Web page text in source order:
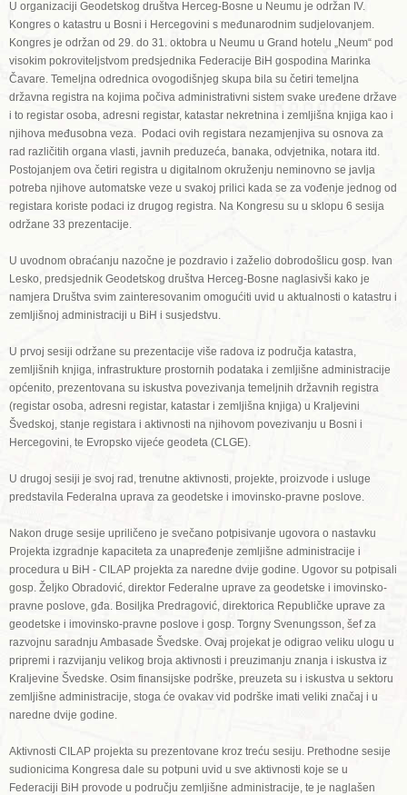
U organizaciji Geodetskog društva Herceg-Bosne u Neumu je održan IV.
Kongres o katastru u Bosni i Hercegovini s međunarodnim sudjelovanjem.
Kongres je održan od 29. do 31. oktobra u Neumu u Grand hotelu „Neum“ pod
visokim pokroviteljstvom predsjednika Federacije BiH gospodina Marinka
Čavare. Temeljna odrednica ovogodišnjeg skupa bila su četiri temeljna
državna registra na kojima počiva administrativni sistem svake uređene države
i to registar osoba, adresni registar, katastar nekretnina i zemljišna knjiga kao i
njihova međusobna veza. Podaci ovih registara nezamjenjiva su osnova za
rad različitih organa vlasti, javnih preduzeća, banaka, odvjetnika, notara itd.
Postojanjem ova četiri registra u digitalnom okruženju neminovno se javlja
potreba njihove automatske veze u svakoj prilici kada se za vođenje jednog od
registara koriste podaci iz drugog registra. Na Kongresu su u sklopu 6 sesija
održane 33 prezentacije.
U uvodnom obraćanju nazočne je pozdravio i zaželio dobrodošlicu gosp. Ivan
Lesko, predsjednik Geodetskog društva Herceg-Bosne naglasivši kako je
namjera Društva svim zainteresovanim omogućiti uvid u aktualnosti o katastru i
zemljišnoj administraciji u BiH i susjedstvu.
U prvoj sesiji održane su prezentacije više radova iz područja katastra,
zemljišnih knjiga, infrastrukture prostornih podataka i zemljišne administracije
općenito, prezentovana su iskustva povezivanja temeljnih državnih registra
(registar osoba, adresni registar, katastar i zemljišna knjiga) u Kraljevini
Švedskoj, stanje registara i aktivnosti na njihovom povezivanju u Bosni i
Hercegovini, te Evropsko vijeće geodeta (CLGE).
U drugoj sesiji je svoj rad, trenutne aktivnosti, projekte, proizvode i usluge
predstavila Federalna uprava za geodetske i imovinsko-pravne poslove.
Nakon druge sesije upriličeno je svečano potpisivanje ugovora o nastavku
Projekta izgradnje kapaciteta za unapređenje zemljišne administracije i
procedura u BiH - CILAP projekta za naredne dvije godine. Ugovor su potpisali
gosp. Željko Obradović, direktor Federalne uprave za geodetske i imovinsko-
pravne poslove, gđa. Bosiljka Predragović, direktorica Republičke uprave za
geodetske i imovinsko-pravne poslove i gosp. Torgny Svenungsson, šef za
razvojnu saradnju Ambasade Švedske. Ovaj projekat je odigrao veliku ulogu u
pripremi i razvijanju velikog broja aktivnosti i preuzimanju znanja i iskustva iz
Kraljevine Švedske. Osim finansijske podrške, preuzeta su i iskustva u sektoru
zemljišne administracije, stoga će ovakav vid podrške imati veliki značaj i u
naredne dvije godine.
Aktivnosti CILAP projekta su prezentovane kroz treću sesiju. Prethodne sesije
sudionicima Kongresa dale su potpuni uvid u sve aktivnosti koje se u
Federaciji BiH provode u području zemljišne administracije, te je naglašen